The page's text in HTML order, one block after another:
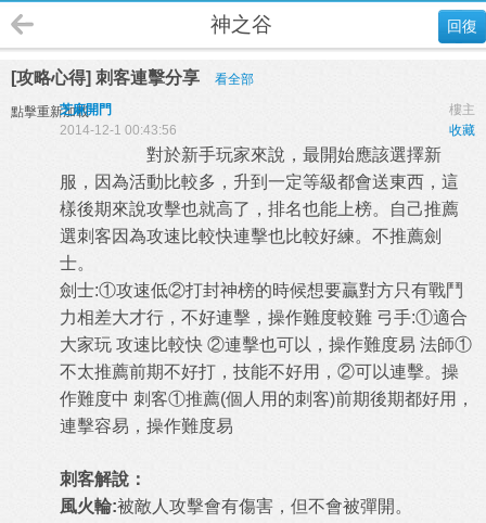
回復
神之谷
[攻略心得] 刺客連擊分享 看全部
點擊重新加載 樓主
芝麻開門
收藏
2014-12-1 00:43:56
對於新手玩家來說，最開始應該選擇新
服，因為活動比較多，升到一定等級都會送東西，這
樣後期來說攻擊也就高了，排名也能上榜。自己推薦
選刺客因為攻速比較快連擊也比較好練。不推薦劍
士。
劍士:①攻速低②打封神榜的時候想要贏對方只有戰鬥
力相差大才行，不好連擊，操作難度較難 弓手:①適合
大家玩 攻速比較快 ②連擊也可以，操作難度易 法師①
不太推薦前期不好打，技能不好用，②可以連擊。操
作難度中 刺客①推薦(個人用的刺客)前期後期都好用，
連擊容易，操作難度易
刺客解說：
風火輪:被敵人攻擊會有傷害，但不會被彈開。